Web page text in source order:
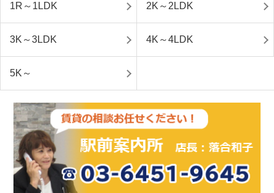
1R～1LDK 2K～2LDK
3K～3LDK 4K～4LDK
5K～